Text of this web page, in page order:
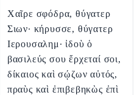
Χαῖρε σφόδρα, θύγατερ
Σιων· κήρυσσε, θύγατερ
Ιερουσαλημ· ἰδοὺ ὁ
βασιλεύς σου ἔρχεταί σοι,
δίκαιος καὶ σῴζων αὐτός,
πραὺς καὶ ἐπιβεβηκὼς ἐπὶ